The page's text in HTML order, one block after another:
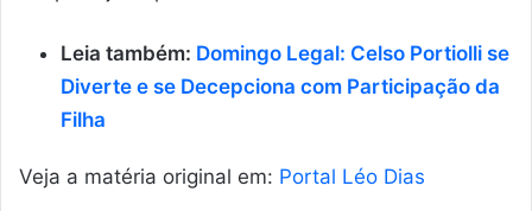
Leia também: Domingo Legal: Celso Portiolli se
Diverte e se Decepciona com Participação da
Filha
Veja a matéria original em: Portal Léo Dias